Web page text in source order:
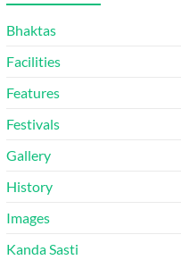
Bhaktas
Facilities
Features
Festivals
Gallery
History
Images
Kanda Sasti